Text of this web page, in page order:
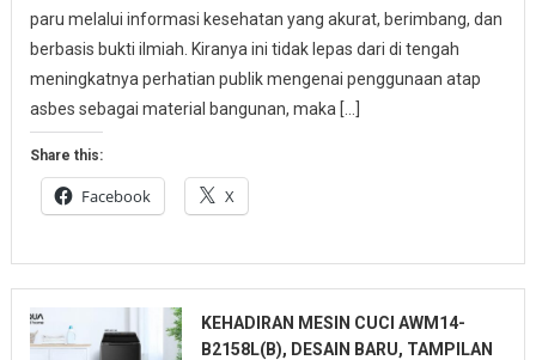
paru melalui informasi kesehatan yang akurat, berimbang, dan
berbasis bukti ilmiah. Kiranya ini tidak lepas dari di tengah
meningkatnya perhatian publik mengenai penggunaan atap
asbes sebagai material bangunan, maka […]
Share this:
Facebook X
KEHADIRAN MESIN CUCI AWM14-
B2158L(B), DESAIN BARU, TAMPILAN